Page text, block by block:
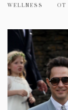
WELLNESS ОТ